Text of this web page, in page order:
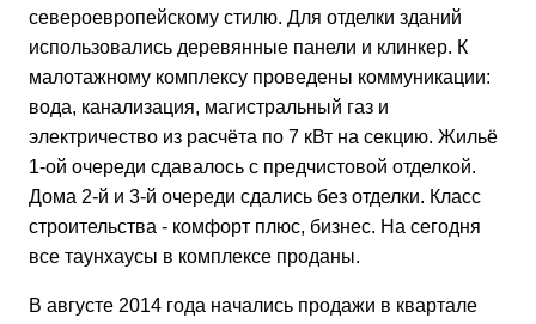
североевропейскому стилю. Для отделки зданий
использовались деревянные панели и клинкер. К
малотажному комплексу проведены коммуникации:
вода, канализация, магистральный газ и
электричество из расчёта по 7 кВт на секцию. Жильё
1-ой очереди сдавалось с предчистовой отделкой.
Дома 2-й и 3-й очереди сдались без отделки. Класс
строительства - комфорт плюс, бизнес. На сегодня
все таунхаусы в комплексе проданы.
В августе 2014 года начались продажи в квартале